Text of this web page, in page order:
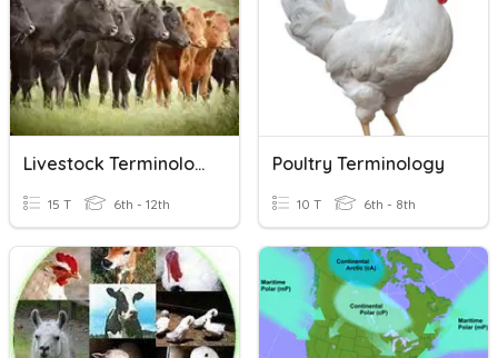
Livestock Terminology
15 T 6th - 12th
Poultry Terminology
10 T 6th - 8th